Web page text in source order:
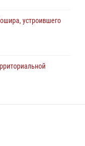
устроившего
бежит 2026»